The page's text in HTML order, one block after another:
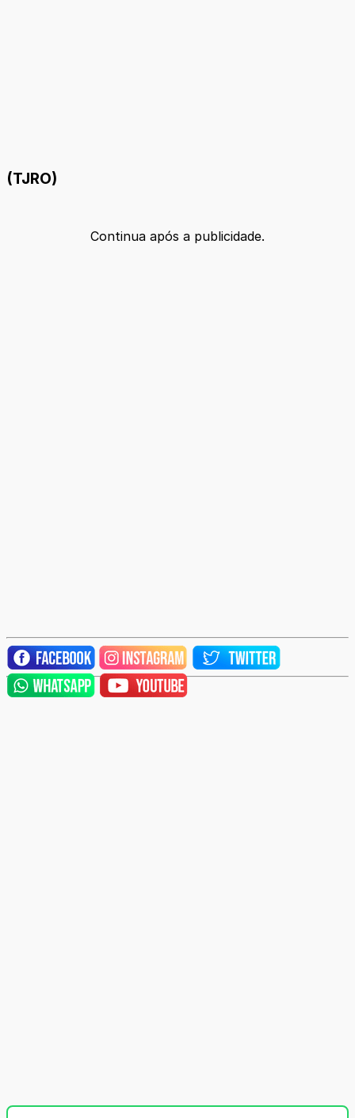
(TJRO)
Continua após a publicidade.